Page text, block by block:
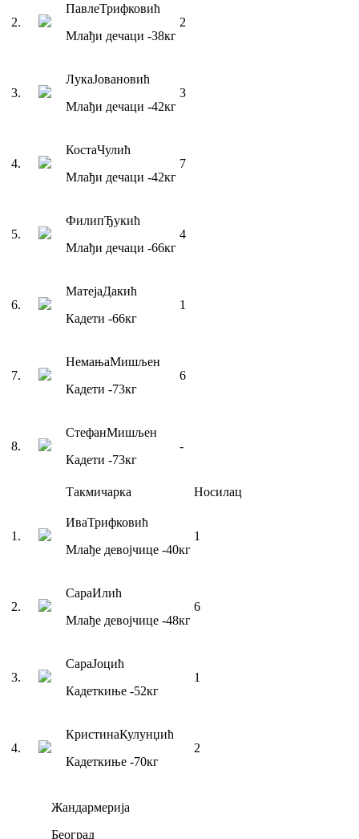
2.
ПавлеТрифковић
Млађи дечаци -38кг
2
3.
ЛукаЈовановић
Млађи дечаци -42кг
3
4.
КостаЧулић
Млађи дечаци -42кг
7
5.
ФилипЂукић
Млађи дечаци -66кг
4
6.
МатејаДакић
Кадети -66кг
1
7.
НемањаМишљен
Кадети -73кг
6
8.
СтефанМишљен
Кадети -73кг
-
Такмичарка Носилац
1 .
ИваТрифковић
Млађе девојчице -40кг
1
2.
СараИлић
Млађе девојчице -48кг
6
3.
СараЈоцић
Кадеткиње -52кг
1
4.
КристинаКулунџић
Кадеткиње -70кг
2
Жандармерија
Београд